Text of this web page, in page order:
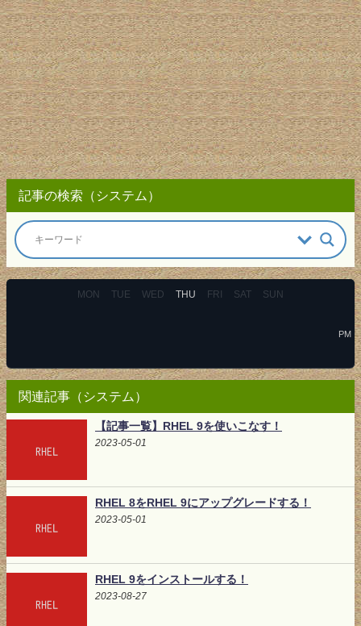
記事の検索（システム）
MON TUE WED THU FRI SAT SUN
PM
関連記事（システム）
【記事一覧】RHEL 9を使いこなす！
2023-05-01
RHEL 8をRHEL 9にアップグレードする！
2023-05-01
RHEL 9をインストールする！
2023-08-27